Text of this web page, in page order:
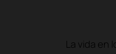
La vida en